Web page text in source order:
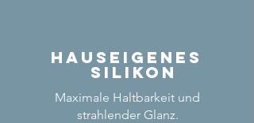
Hauseigenes
Silikon
Maximale Haltbarkeit und
strahlender Glanz.